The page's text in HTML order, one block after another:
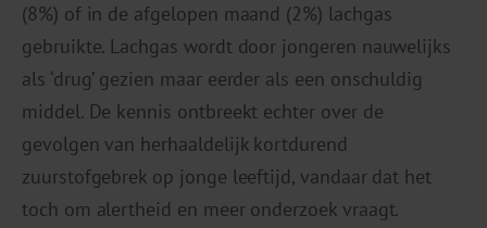
(8%) of in de afgelopen maand (2%) lachgas
gebruikte. Lachgas wordt door jongeren nauwelijks
als ‘drug’ gezien maar eerder als een onschuldig
middel. De kennis ontbreekt echter over de
gevolgen van herhaaldelijk kortdurend
zuurstofgebrek op jonge leeftijd, vandaar dat het
toch om alertheid en meer onderzoek vraagt.